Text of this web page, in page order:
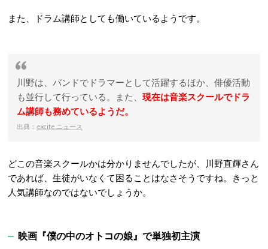
また、ドラム講師としても働いているようです。
川野は、バンドでドラマーとして活躍するほか、俳優活動
も並行して行っている。また、 現在は音楽スクールでドラ
ム講師も務めているようだ。
出典： excite.ニュース
どこの音楽スクールかは分かりませんでしたが、川野直輝さん
であれば、生徒がいなくて困ることはなさそうですね。きっと
人気講師なのではないでしょうか。
映画『僕の中のオトコの娘』で単独初主演